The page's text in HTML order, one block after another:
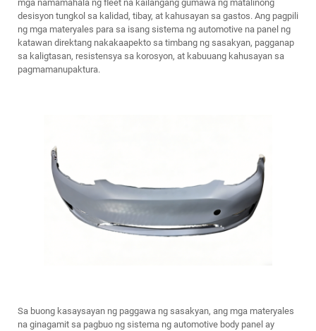
mga namamahala ng fleet na kailangang gumawa ng matalinong
desisyon tungkol sa kalidad, tibay, at kahusayan sa gastos. Ang pagpili
ng mga materyales para sa isang sistema ng automotive na panel ng
katawan direktang nakakaapekto sa timbang ng sasakyan, pagganap
sa kaligtasan, resistensya sa korosyon, at kabuuang kahusayan sa
pagmamanupaktura.
Sa buong kasaysayan ng paggawa ng sasakyan, ang mga materyales
na ginagamit sa pagbuo ng sistema ng automotive body panel ay